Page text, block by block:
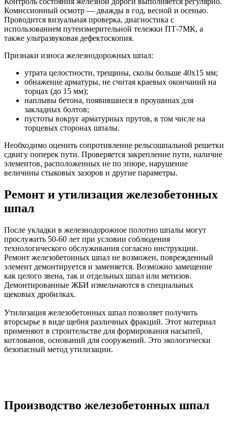
Комиссионный осмотр — дважды в год, весной и осенью.
Проводится визуальная проверка, диагностика с
использованием путеизмерительной тележки ПТ-7МК, а
также ультразвуковая дефектоскопия.
Признаки износа железнодорожных шпал:
утрата целостности, трещины, сколы больше 40х15 мм;
обнажение арматуры, не считая краевых окончаний на
торцах (до 15 мм);
наплывы бетона, появившиеся в проушинах для
закладных болтов;
пустоты вокруг арматурных прутов, в том числе на
торцевых сторонах шпалы.
Необходимо оценить сопротивление рельсошпальной решетки
сдвигу поперек пути. Проверяется закрепление пути, наличие
элементов, расположенных не по эпюре, нарушение
величины стыковых зазоров и другие параметры.
Ремонт и утилизация железобетонных
шпал
После укладки в железнодорожное полотно шпалы могут
прослужить 50-60 лет при условии соблюдения
технологического обслуживания согласно инструкции.
Ремонт железобетонных шпал не возможен, поврежденный
элемент демонтируется и заменяется. Возможно замещение
как целого звена, так и отдельных шпал или метизов.
Демонтированные ЖБИ измельчаются в специальных
щековых дробилках.
Утилизация железобетонных шпал позволяет получить
вторсырье в виде щебня различных фракций. Этот материал
применяют в строительстве для формирования насыпей,
котлованов, оснований для сооружений. Это экологически
безопасный метод утилизации.
Производство железобетонных шпал